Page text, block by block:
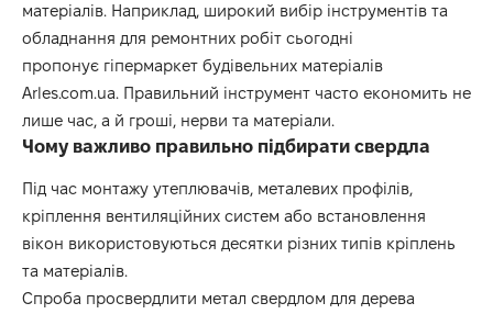
матеріалів. Наприклад, широкий вибір інструментів та
обладнання для ремонтних робіт сьогодні
пропонує гіпермаркет будівельних матеріалів
Arles.com.ua. Правильний інструмент часто економить не
лише час, а й гроші, нерви та матеріали.
Чому важливо правильно підбирати свердла
Під час монтажу утеплювачів, металевих профілів,
кріплення вентиляційних систем або встановлення
вікон використовуються десятки різних типів кріплень
та матеріалів.
Спроба просвердлити метал свердлом для дерева